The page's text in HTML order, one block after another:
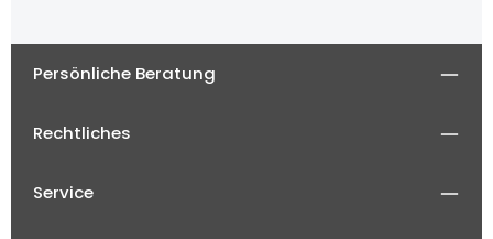
Persönliche Beratung
Rechtliches
Service